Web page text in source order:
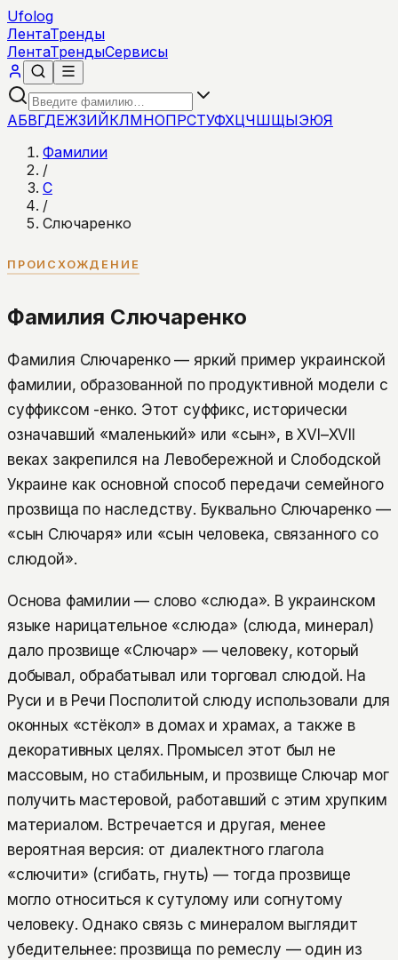
Ufolog
ЛентаТренды
ЛентаТрендыСервисы
АБВГДЕЖЗИЙКЛМНОПРСТУФХЦЧШЩЫЭЮЯ
Фамилии
/
С
/
Слючаренко
ПРОИСХОЖДЕНИЕ
Фамилия Слючаренко
Фамилия Слючаренко — яркий пример украинской
фамилии, образованной по продуктивной модели с
суффиксом -енко. Этот суффикс, исторически
означавший «маленький» или «сын», в XVI–XVII
веках закрепился на Левобережной и Слободской
Украине как основной способ передачи семейного
прозвища по наследству. Буквально Слючаренко —
«сын Слючаря» или «сын человека, связанного со
слюдой».
Основа фамилии — слово «слюда». В украинском
языке нарицательное «слюда» (слюда, минерал)
дало прозвище «Слючар» — человеку, который
добывал, обрабатывал или торговал слюдой. На
Руси и в Речи Посполитой слюду использовали для
оконных «стёкол» в домах и храмах, а также в
декоративных целях. Промысел этот был не
массовым, но стабильным, и прозвище Слючар мог
получить мастеровой, работавший с этим хрупким
материалом. Встречается и другая, менее
вероятная версия: от диалектного глагола
«слючити» (сгибать, гнуть) — тогда прозвище
могло относиться к сутулому или согнутому
человеку. Однако связь с минералом выглядит
убедительнее: прозвища по ремеслу — один из